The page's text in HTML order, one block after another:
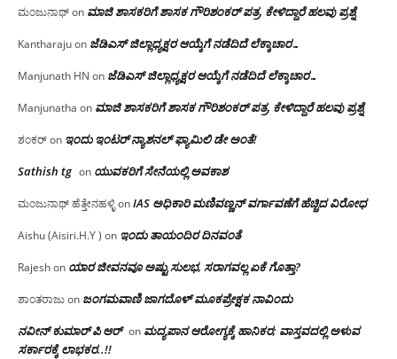
ಮಂಜುನಾಥ್on ಮಾಜಿ ಶಾಸಕರಿಗೆ ಶಾಸಕ ಗೌರಿಶಂಕರ್ ಪತ್ರ, ಕೇಳಿದ್ದಾರೆ ಹಲವು ಪ್ರಶ್ನೆ
Kantharajuon ಜೆಡಿಎಸ್ ಜಿಲ್ಲಾಧ್ಯಕ್ಷರ ಆಯ್ಕೆಗೆ ನಡೆದಿದೆ ಲೆಕ್ಕಾಚಾರ…
Manjunath HN on ಜೆಡಿಎಸ್ ಜಿಲ್ಲಾಧ್ಯಕ್ಷರ ಆಯ್ಕೆಗೆ ನಡೆದಿದೆ ಲೆಕ್ಕಾಚಾರ…
Manjunatha on ಮಾಜಿ ಶಾಸಕರಿಗೆ ಶಾಸಕ ಗೌರಿಶಂಕರ್ ಪತ್ರ, ಕೇಳಿದ್ದಾರೆ ಹಲವು ಪ್ರಶ್ನೆ
ಶಂಕರ್on ಇಂದು ಇಂಟರ್ ನ್ಯಾಶನಲ್ ಫ್ಯಾಮಿಲಿ ಡೇ ಅಂತೆ!
Sathish tg on ಯುವಕರಿಗೆ ಸೇನೆಯಲ್ಲಿ ಅವಕಾಶ
ಮಂಜುನಾಥ್ ಹೆತ್ತೇನಹಳ್ಳಿonIAS ಅಧಿಕಾರಿ ಮಣಿವಣ್ಣನ್ ವರ್ಗಾವಣೆಗೆ ಹೆಚ್ಚಿದ‌ ವಿರೋಧ
Aishu (Aisiri.H.Y ) on ಇಂದು ತಾಯಂದಿರ ದಿನವಂತೆ
Rajeshon ಯಾರ ಜೀವನವೂ ಅಷ್ಟು ಸುಲಭ, ಸರಾಗವಲ್ಲ ಏಕೆ ಗೊತ್ತಾ?
ಶಾಂತರಾಜುon ಜಂಗಮವಾಣಿ ಜಾಗದೊಳ್ ಮೂಕಪ್ರೇಕ್ಷಕ ನಾವಿಂದು
ನವೀನ್ ಕುಮಾರ್ ಪಿ ಆರ್ on ಮದ್ಯಪಾನ ಆರೋಗ್ಯಕ್ಕೆ ಹಾನಿಕರ; ವಾಸ್ತವದಲ್ಲಿ ಅಳುವ
ಸರ್ಕಾರಕ್ಕೆ ಲಾಭಕರ..!!